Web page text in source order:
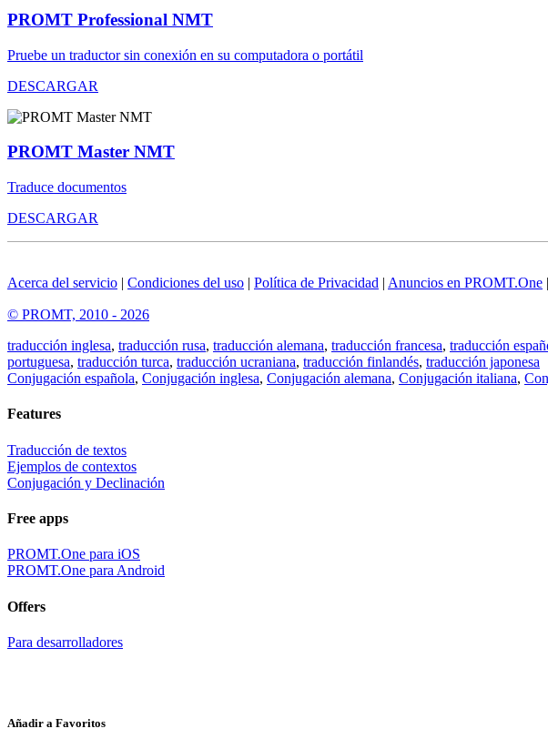
PROMT Professional NMT
Pruebe un traductor sin conexión en su computadora o portátil
DESCARGAR
PROMT Master NMT
Traduce documentos
DESCARGAR
Acerca del servicio | Condiciones del uso | Política de Privacidad | Anuncios en PROMT.One |
© PROMT, 2010 - 2026
traducción inglesa, traducción rusa, traducción alemana, traducción francesa, traducción
portuguesa, traducción turca, traducción ucraniana, traducción finlandés, traducción japonesa
Conjugación española, Conjugación inglesa, Conjugación alemana, Conjugación italiana,
Features
Traducción de textos
Ejemplos de contextos
Conjugación y Declinación
Free apps
PROMT.One para iOS
PROMT.One para Android
Offers
Para desarrolladores
Añadir a Favoritos